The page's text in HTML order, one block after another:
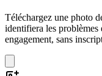
Téléchargez une photo
identifiera les problèmes
engagement, sans